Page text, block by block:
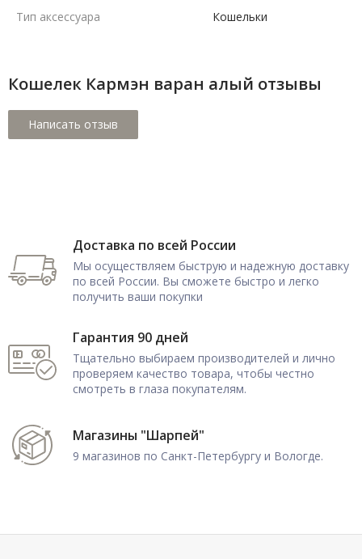
Тип аксессуара Кошельки
Кошелек Кармэн варан алый отзывы
Доставка по всей России
Мы осуществляем быструю и надежную доставку
по всей России. Вы сможете быстро и легко
получить ваши покупки
Гарантия 90 дней
Тщательно выбираем производителей и лично
проверяем качество товара, чтобы честно
смотреть в глаза покупателям.
Магазины "Шарпей"
9 магазинов по Санкт-Петербургу и Вологде.